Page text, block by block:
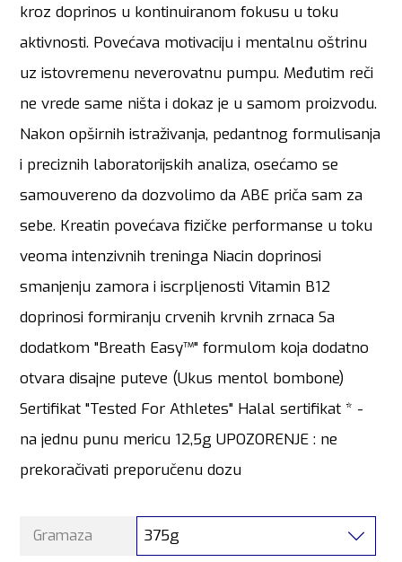
kroz doprinos u kontinuiranom fokusu u toku
aktivnosti. Povećava motivaciju i mentalnu oštrinu
uz istovremenu neverovatnu pumpu. Međutim reči
ne vrede same ništa i dokaz je u samom proizvodu.
Nakon opširnih istraživanja, pedantnog formulisanja
i preciznih laboratorijskih analiza, osećamo se
samouvereno da dozvolimo da ABE priča sam za
sebe. Kreatin povećava fizičke performanse u toku
veoma intenzivnih treninga Niacin doprinosi
smanjenju zamora i iscrpljenosti Vitamin B12
doprinosi formiranju crvenih krvnih zrnaca Sa
dodatkom "Breath Easy™" formulom koja dodatno
otvara disajne puteve (Ukus mentol bombone)
Sertifikat "Tested For Athletes" Halal sertifikat * -
na jednu punu mericu 12,5g UPOZORENJE : ne
prekoračivati preporučenu dozu
Gramaza 375g